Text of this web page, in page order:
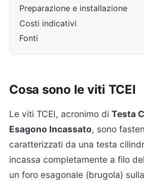
Preparazione e installazione
Costi indicativi
Fonti
Cosa sono le viti TCEI
Le viti TCEI, acronimo di Testa
Esagono Incassato, sono
caratterizzati da una testa
incassa completamente a filo
un foro esagonale (brugola)